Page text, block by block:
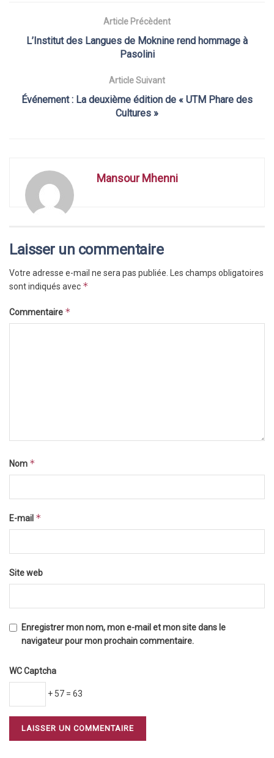
Article Précèdent
L’Institut des Langues de Moknine rend hommage à
Pasolini
Article Suivant
Événement : La deuxième édition de « UTM Phare des
Cultures »
Mansour Mhenni
Laisser un commentaire
Votre adresse e-mail ne sera pas publiée.
Les champs obligatoires
sont indiqués avec *
Commentaire *
Nom *
E-mail *
Site web
Enregistrer mon nom, mon e-mail et mon site dans le
navigateur pour mon prochain commentaire.
WC Captcha
+ 57 = 63